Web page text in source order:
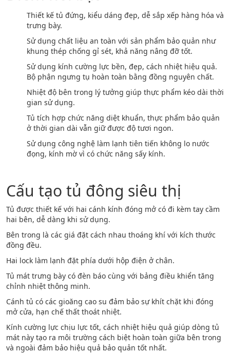
Thiết kế tủ đứng, kiểu dáng đẹp, dễ sắp xếp hàng hóa và
trưng bày.
Sử dụng chất liệu an toàn với sản phẩm bảo quản như
khung thép chống gỉ sét, khả năng nâng đỡ tốt.
Sử dụng kính cường lực bền, đẹp, cách nhiệt hiệu quả.
Bộ phận ngưng tụ hoàn toàn bằng đồng nguyên chất.
Nhiệt độ bên trong lý tưởng giúp thực phẩm kéo dài thời
gian sử dụng.
Tủ tích hợp chức năng diệt khuẩn, thực phẩm bảo quản
ở thời gian dài vẫn giữ được độ tươi ngon.
Sử dụng công nghệ làm lạnh tiên tiến không lo nước
đọng, kính mờ vì có chức năng sấy kính.
Cấu tạo tủ đông siêu thị
Tủ được thiết kế với hai cánh kính đóng mở có đi kèm tay cầm
hai bên, dễ dàng khi sử dụng.
Bên trong là các giá đặt cách nhau thoáng khí với kích thước
đồng đều.
Hai lock làm lạnh đặt phía dưới hộp điện ở chân.
Tủ mát trưng bày có đèn báo cùng với bảng điều khiển tăng
chỉnh nhiệt thông minh.
Cánh tủ có các gioăng cao su đảm bảo sự khít chặt khi đóng
mở cửa, hạn chế thất thoát nhiệt.
Kính cường lực chịu lực tốt, cách nhiệt hiệu quả giúp dòng tủ
mát này tạo ra môi trường cách biệt hoàn toàn giữa bên trong
và ngoài đảm bảo hiệu quả bảo quản tốt nhất.